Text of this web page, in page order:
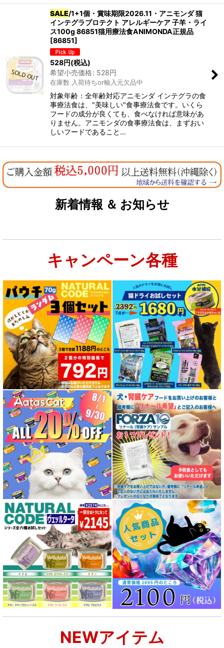
SALE/1+1個・賞味期限2026.11・アニモンダ 猫
インテグラプロテクト アレルギーケア 子羊・ライ
ス100g 86851猫用療法食ANIMONDA正規品
[86851]
528円(税込)
希望小売価格: 528円
在庫数 入荷待ちor輸入元欠品中
対象年齢：全年齢対応アニモンダ インテグラの食
事療法食は、"美味しい"食事療法食です。いくら
フードの成分が良くても、食べなければ意味があ
りません。アニモンダの食事療法食は、まずおい
しいフードであること…
新着情報 ＆ お知らせ
キャンペーン各種
NEWアイテム